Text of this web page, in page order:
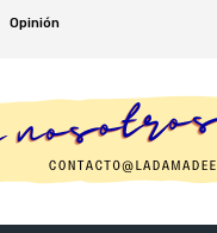
Opinión